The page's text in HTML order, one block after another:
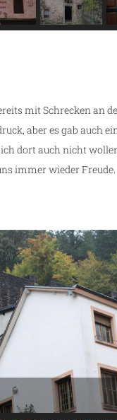
mit Schrecken an
aber es gab auch
dort auch nicht
immer wieder Freude.